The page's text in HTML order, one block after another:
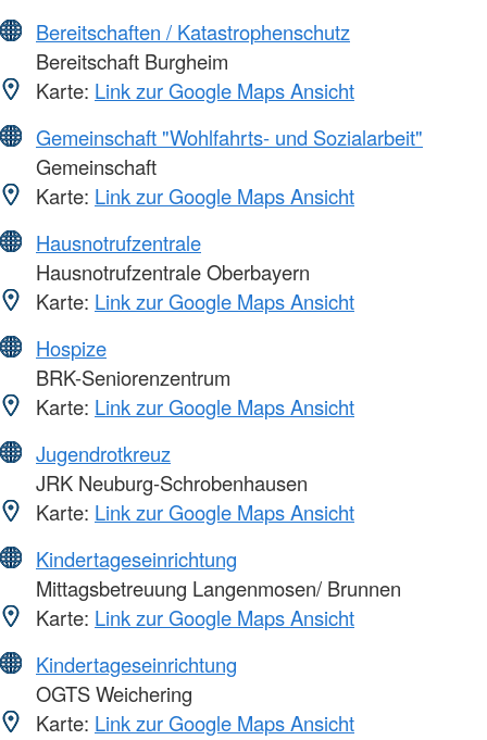
Bereitschaften / Katastrophenschutz
Bereitschaft Burgheim
Karte: Link zur Google Maps Ansicht
Gemeinschaft "Wohlfahrts- und Sozialarbeit"
Gemeinschaft
Karte: Link zur Google Maps Ansicht
Hausnotrufzentrale
Hausnotrufzentrale Oberbayern
Karte: Link zur Google Maps Ansicht
Hospize
BRK-Seniorenzentrum
Karte: Link zur Google Maps Ansicht
Jugendrotkreuz
JRK Neuburg-Schrobenhausen
Karte: Link zur Google Maps Ansicht
Kindertageseinrichtung
Mittagsbetreuung Langenmosen/ Brunnen
Karte: Link zur Google Maps Ansicht
Kindertageseinrichtung
OGTS Weichering
Karte: Link zur Google Maps Ansicht